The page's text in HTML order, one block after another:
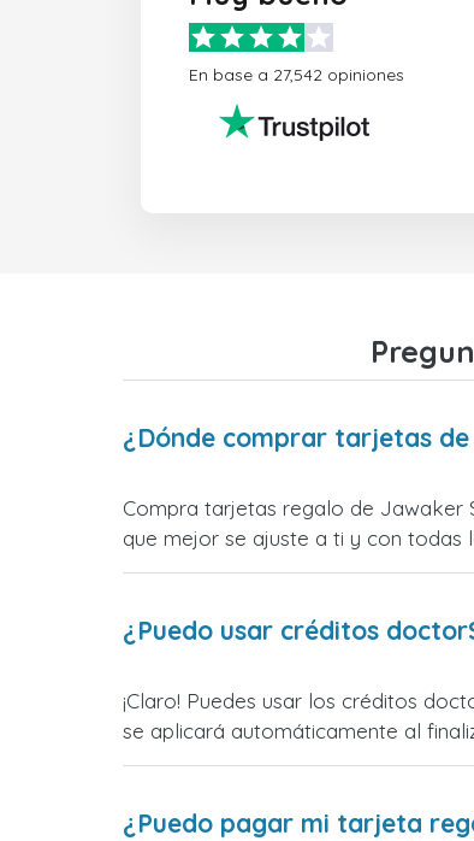
En base a 27,542 opiniones
¿Dónde comprar tarjetas
Compra tarjetas regalo de Jawaker
que mejor se ajuste a ti y con todas
¿Puedo usar créditos
¡Claro! Puedes usar los créditos
se aplicará automáticamente al
¿Puedo pagar mi tarjeta